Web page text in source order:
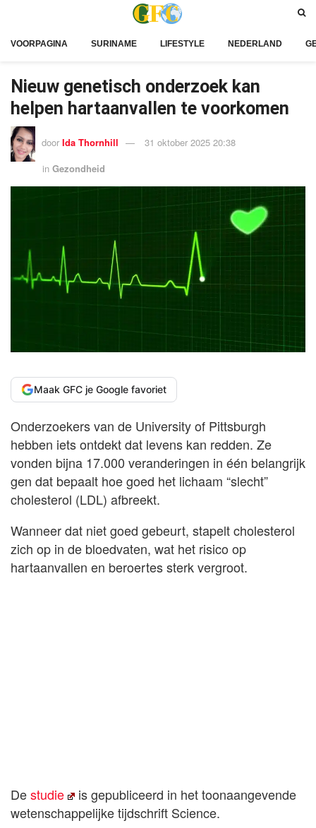
VOORPAGINA SURINAME LIFESTYLE NEDERLAND
Nieuw genetisch onderzoek kan
helpen hartaanvallen te voorkomen
door Ida Thornhill
31 oktober 2025 20:38
in Gezondheid
Maak GFC je Google favoriet
Onderzoekers van de University of Pittsburgh
hebben iets ontdekt dat levens kan redden. Ze
vonden bijna 17.000 veranderingen in één belangrijk
gen dat bepaalt hoe goed het lichaam “slecht”
cholesterol (LDL) afbreekt.
Wanneer dat niet goed gebeurt, stapelt cholesterol
zich op in de bloedvaten, wat het risico op
hartaanvallen en beroertes sterk vergroot.
Destudie
is gepubliceerd in het toonaangevende
wetenschappelijke tijdschrift Science.